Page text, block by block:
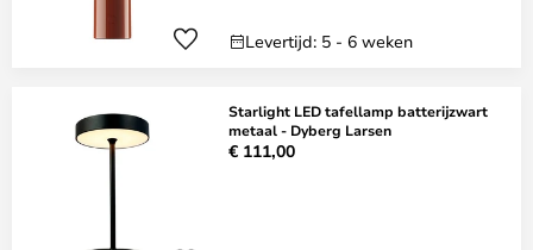
Levertijd: 5 - 6 weken
Starlight LED tafellamp batterijzwart
metaal - Dyberg Larsen
€ 111,00